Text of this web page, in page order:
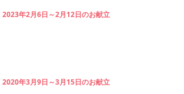
2023年2月6日～2月12日のお献立
2020年3月9日～3月15日のお献立